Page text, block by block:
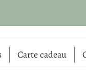
Carte cadeau